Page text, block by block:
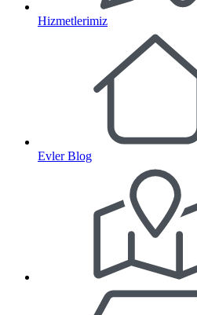
Hizmetlerimiz
Evler Blog